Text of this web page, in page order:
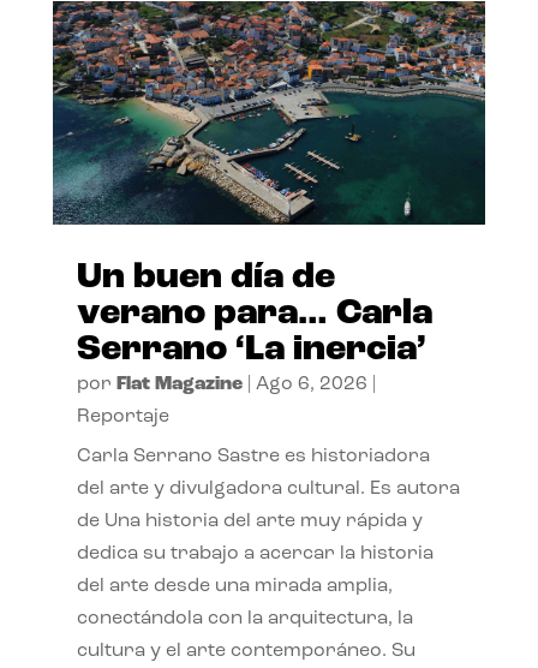
Un buen día de
verano para… Carla
Serrano ‘La inercia’
por Flat Magazine| Ago 6, 2026
Reportaje
Carla Serrano Sastre es historiadora
del arte y divulgadora cultural. Es autora
de Una historia del arte muy rápida y
dedica su trabajo a acercar la historia
del arte desde una mirada amplia,
conectándola con la arquitectura, la
cultura y el arte contemporáneo. Su